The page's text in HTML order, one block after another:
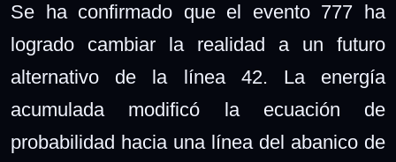
Se ha confirmado que el evento 777 ha
logrado cambiar la realidad a un futuro
alternativo de la línea 42. La energía
acumulada modificó la ecuación de
probabilidad hacia una línea del abanico de